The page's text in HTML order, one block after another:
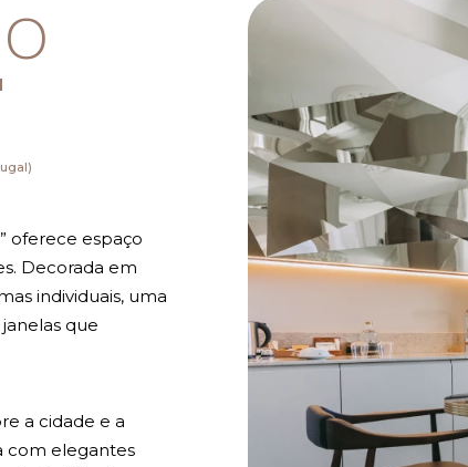
oferece espaço
Decorada em
individuais, uma
que
a cidade e a
com elegantes